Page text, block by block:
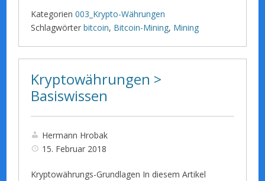
Kategorien 003_Krypto-Währungen
Schlagwörter bitcoin, Bitcoin-Mining, Mining
Kryptowährungen >
Basiswissen
Hermann Hrobak
15. Februar 2018
Kryptowährungs-Grundlagen In diesem Artikel